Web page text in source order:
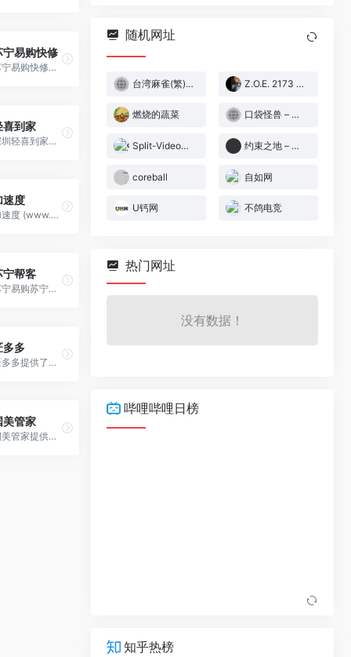
宁易购快修
苏宁易购快修官网,专业的手机维修加盟平台,O2O一体化线上线下结合维修新体验,提供一站式维修项目咨询和服务,助力轻松创业,业务范围涉及全国,多元业务经营,加 入苏宁快修,盈利有保障。
喜到家
深圳轻喜到家中国家庭数字化生活服务平台,轻喜到家提供日常保洁、高端保洁、保姆、母婴护理、育婴早教、产康护理、家电清洗、家居养护等专业的到家服务。
速度
加速度 (www.azooo.com)是值得信赖的、专业的上门手机维修平台, 加速度电讯-专业手机维修”搞机人“。加速度”搞机人“30分钟上门服务,收费透明,180天保障,上门修手机客服电话:15800001157。
宁帮客
苏宁易购苏宁帮客,安装服务,家电维修,家电清洗,家政保洁,洗衣洗鞋,空调移机,除甲醛,消毒杀菌,服务套餐
多多
匠多多提供了【家具】【灯具】【晾衣架】【卫浴】【智能锁】【窗帘】等维修、配送、安装一站式服务，为家庭用户、师傅、商家提供全面的售后担保服务。
美管家
国美管家提供家电维修、手机维修、家电回收、手机回收、家电清洗、家政服务等业务网上预约，上门服务，同时提供手机配件、智能锁、智能猫眼等智能家居产品。
随机网址
台湾麻雀(繁)[圣谦](CN)[TAB](0.37Mb) Z.O.E. 2173 – 圣约[施珂昱](简)(JP)(64Mb)
燃烧的蔬菜 口袋怪兽 – 水晶版(简)[晶科泰](CN)[RPG](8Mb)
Split-Video视频分割 约束之地 – 利维艾拉[PromisedLand](v1.05)[简](JP)(256Mb)
coreball 自如网
U钙网 不鸽电竞
热门网址
没有数据！
哔哩哔哩日榜
知乎热榜